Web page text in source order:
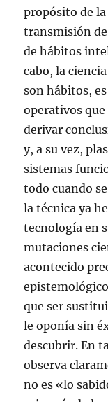
propósito de
transmisión
de hábitos
cabo, la
son hábitos,
operativos
derivar
y, a su vez,
sistemas
todo cuando
la técnica ya
tecnología en
mutaciones
acontecido
que ser
le oponía sin
descubrir. En
observa
no es «lo